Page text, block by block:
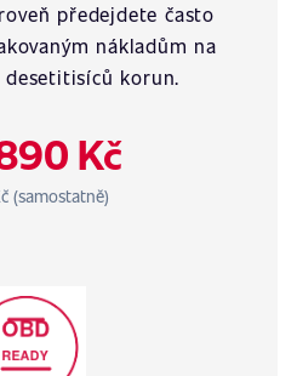
předejdete často
nákladům na
korun.
Kč
(samostatně)